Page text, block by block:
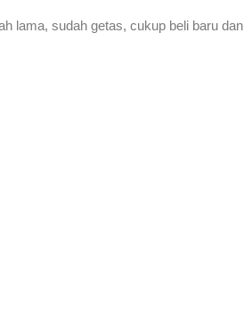
lama, sudah getas, cukup beli baru dan